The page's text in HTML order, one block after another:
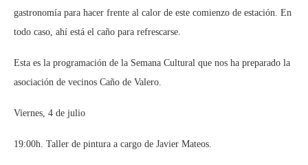
gastronomía para hacer frente al calor de este comienzo de estación. En
todo caso, ahí está el caño para refrescarse.
Esta es la programación de la Semana Cultural que nos ha preparado la
asociación de vecinos Caño de Valero.
Viernes, 4 de julio
19:00h. Taller de pintura a cargo de Javier Mateos.